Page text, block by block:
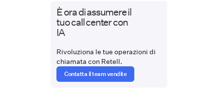
È ora di assumere il
tuo call center con
IA
Rivoluziona le tue operazioni di
chiamata con Retell.
Contatta il team vendite